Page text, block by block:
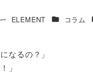
ELEMENT カテゴリー
コラム
なるの？」
」